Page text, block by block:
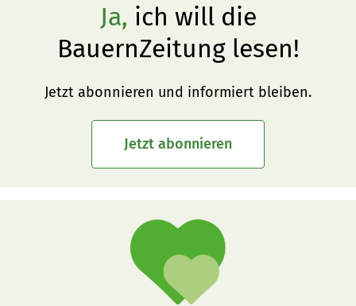
Ja, ich will die
BauernZeitung lesen!
Jetzt abonnieren und informiert bleiben.
Jetzt abonnieren